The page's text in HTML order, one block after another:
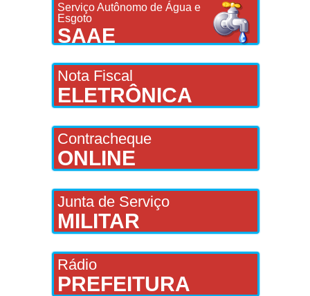
Serviço Autônomo de Água e
Esgoto
SAAE
Nota Fiscal
ELETRÔNICA
Contracheque
ONLINE
Junta de Serviço
MILITAR
Rádio
PREFEITURA